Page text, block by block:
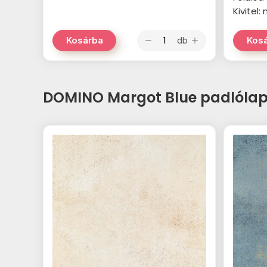
Kosárba remove db add
Kivitel:
DOMINO Margot Blue padlólap